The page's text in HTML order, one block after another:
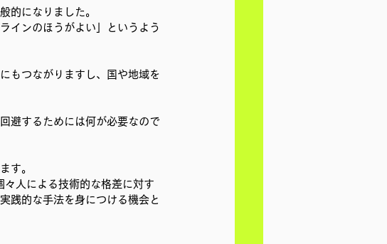
的になりました。
インのほうがよい」というよう
もつながりますし、国や地域を
避するためには何が必要なので
す。
人による技術的な格差に対す
践的な手法を身につける機会と